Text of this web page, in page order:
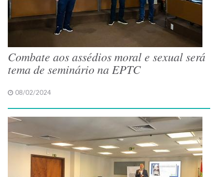
Combate aos assédios moral e sexual será
tema de seminário na EPTC
08/02/2024